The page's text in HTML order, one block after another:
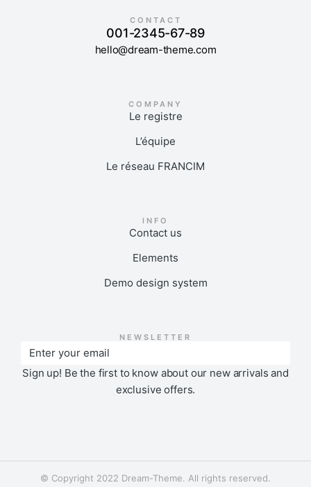
CONTACT
001-2345-67-89
hello@dream-theme.com
COMPANY
Le registre
L’équipe
Le réseau FRANCIM
INFO
Contact us
Elements
Demo design system
NEWSLETTER
Sign up! Be the first to know about our new arrivals and
exclusive offers.
© Copyright 2022 Dream-Theme. All rights reserved.